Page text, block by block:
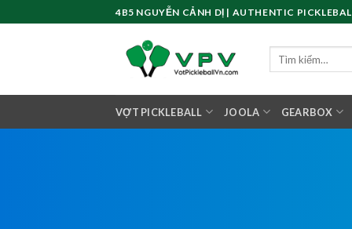
to
4B5 NGUYỄN CẢNH DỊ | AUTHENTIC
VỢT PICKLEBALL JOOLA GEARBOX